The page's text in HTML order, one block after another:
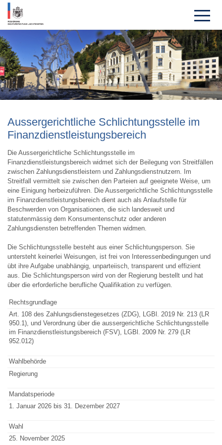
Ausser­gericht­liche Sch­lich­tungs­stelle im
Finanzdienstleis­tungs­bereich
Die Aussergerichtliche Schlichtungsstelle im
Finanzdienstleistungsbereich widmet sich der Beilegung von Streitfällen
zwischen Zahlungsdienstleistern und Zahlungsdienstnutzern. Im
Streitfall vermittelt sie zwischen den Parteien auf geeignete Weise, um
eine Einigung herbeizuführen. Die Aussergerichtliche Schlichtungsstelle
im Finanzdienstleistungsbereich dient auch als Anlaufstelle für
Beschwerden von Organisationen, die sich landesweit und
statutenmässig dem Konsumentenschutz oder anderen
Zahlungsdiensten betreffenden Themen widmen.
Die Schlichtungsstelle besteht aus einer Schlichtungsperson. Sie
untersteht keinerlei Weisungen, ist frei von Interessenbedingungen und
übt ihre Aufgabe unabhängig, unparteiisch, transparent und effizient
aus. Die Schlichtungsperson wird von der Regierung bestellt und hat
über die erforderliche berufliche Qualifikation zu verfügen.
Rechtsgrundlage
Art. 108 des Zahlungsdienstegesetzes (ZDG), LGBl. 2019 Nr. 213 (LR
950.1), und Verordnung über die aussergerichtliche Schlichtungsstelle
im Finanzdienstleistungsbereich (FSV), LGBl. 2009 Nr. 279 (LR
952.012)
Wahlbehörde
Regierung
Mandatsperiode
1. Januar 2026 bis 31. Dezember 2027
Wahl
25. November 2025